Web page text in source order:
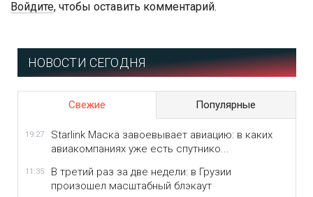
Войдите, чтобы оставить комментарий.
НОВОСТИ СЕГОДНЯ
Свежие Популярные
19:27
Starlink Маска завоевывает авиацию: в каких
авиакомпаниях уже есть спутнико...
11:35
В третий раз за две недели: в Грузии
произошел масштабный блэкаут